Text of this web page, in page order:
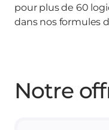
pour plus de 60
dans nos formules
Notre